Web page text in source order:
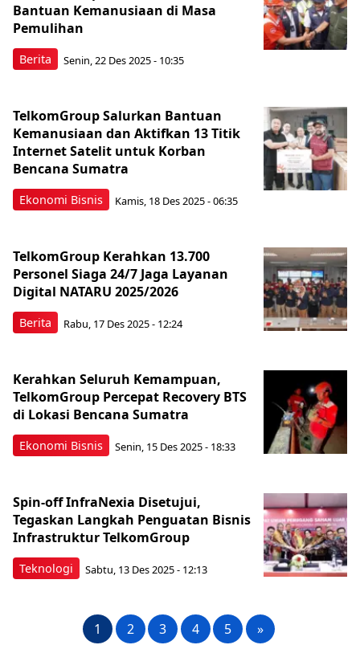
Berita
Bantuan Kemanusiaan di Masa
Pemulihan
Senin, 22 Des 2025 - 10:35
Ekonomi Bisnis
TelkomGroup Salurkan Bantuan
Kemanusiaan dan Aktifkan 13 Titik
Internet Satelit untuk Korban
Bencana Sumatra
Kamis, 18 Des 2025 - 06:35
Berita
TelkomGroup Kerahkan 13.700
Personel Siaga 24/7 Jaga Layanan
Digital NATARU 2025/2026
Rabu, 17 Des 2025 - 12:24
Ekonomi Bisnis
Kerahkan Seluruh Kemampuan,
TelkomGroup Percepat Recovery BTS
di Lokasi Bencana Sumatra
Senin, 15 Des 2025 - 18:33
Teknologi
Spin-off InfraNexia Disetujui,
Tegaskan Langkah Penguatan Bisnis
Infrastruktur TelkomGroup
Sabtu, 13 Des 2025 - 12:13
1 2 3 4 5 »